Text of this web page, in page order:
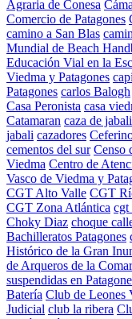
Agraria de Conesa
Comercio de Patagones
camino a San Blas
Mundial de Beach
Educación Vial en la
Viedma y Patagones
Patagones carlos Balogh
Casa Peronista casa
Catamaran caza de
jabali cazadores
cementos del sur Censo
Viedma Centro de
Vasco de Viedma y
CGT Alto Valle CGT
CGT Zona Atlántica cgt
Choky Diaz choque
Bachilleratos Patagones
Histórico de la Gran
de Arqueros de la
suspendidas en
Batería Club de Leones
Judicial club la ribera